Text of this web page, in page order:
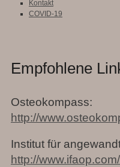
Kontakt
COVID-19
Empfohlene
Osteokompass:
http://
Institut für
http://